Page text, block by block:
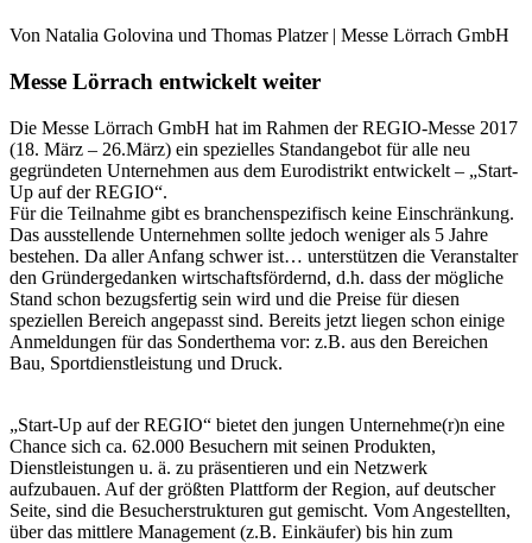
Von Natalia Golovina und Thomas Platzer | Messe Lörrach GmbH
Messe Lörrach entwickelt weiter
Die Messe Lörrach GmbH hat im Rahmen der REGIO-Messe 2017
(18. März – 26.März) ein spezielles Standangebot für alle neu
gegründeten Unternehmen aus dem Eurodistrikt entwickelt – „Start-
Up auf der REGIO“.
Für die Teilnahme gibt es branchenspezifisch keine Einschränkung.
Das ausstellende Unternehmen sollte jedoch weniger als 5 Jahre
bestehen. Da aller Anfang schwer ist… unterstützen die Veranstalter
den Gründergedanken wirtschaftsfördernd, d.h. dass der mögliche
Stand schon bezugsfertig sein wird und die Preise für diesen
speziellen Bereich angepasst sind. Bereits jetzt liegen schon einige
Anmeldungen für das Sonderthema vor: z.B. aus den Bereichen
Bau, Sportdienstleistung und Druck.
„Start-Up auf der REGIO“ bietet den jungen Unternehme(r)n eine
Chance sich ca. 62.000 Besuchern mit seinen Produkten,
Dienstleistungen u. ä. zu präsentieren und ein Netzwerk
aufzubauen. Auf der größten Plattform der Region, auf deutscher
Seite, sind die Besucherstrukturen gut gemischt. Vom Angestellten,
über das mittlere Management (z.B. Einkäufer) bis hin zum